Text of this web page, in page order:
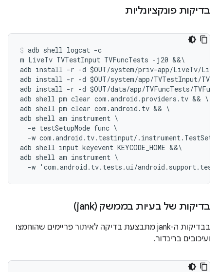
בדיקות פונקציונליות
adb shell logcat -c
m LiveTv TVTestInput TVFuncTests -j20 &&\
adb install -r -d $OUT/system/priv-app/LiveTv/
adb install -r -d $OUT/system/app/TVTestInput/
adb install -r -d $OUT/data/app/TVFuncTests/
adb shell pm clear com.android.providers.tv && \
adb shell pm clear com.android.tv && \
adb shell am instrument \
  -e testSetupMode func \
-w com.android.tv.testinput/
adb shell input keyevent KEYCODE_HOME &&\
adb shell am instrument \
בדיקות של בעיות בממשק (jank)
בבדיקות ה-jank מתבצעת בדיקה לאיתור פריימים שהוחמצו
ועיכובים ברינדור.